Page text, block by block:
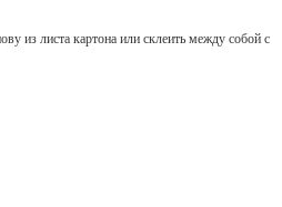
из листа картона или склеить между собой с